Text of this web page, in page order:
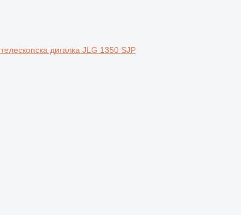
телескопска дигалка JLG 1350 SJP